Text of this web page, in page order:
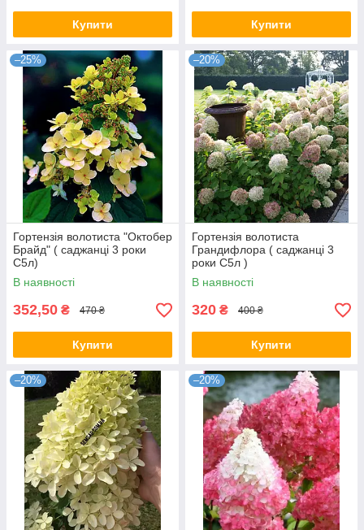
Купити Купити
–25%
Гортензія волотиста "Октобер
Брайд" ( саджанці 3 роки
С5л)
В наявності
352,50 ₴ 470 ₴
Купити
–20%
Гортензія волотиста
Грандифлора ( саджанці 3
роки С5л )
В наявності
320 ₴ 400 ₴
Купити
–20% –20%